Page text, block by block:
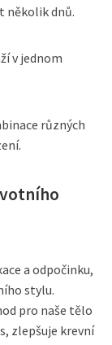
několik dnů.
v jednom
různých
a odpočinku,
stylu.
pro naše tělo
zlepšuje krevní